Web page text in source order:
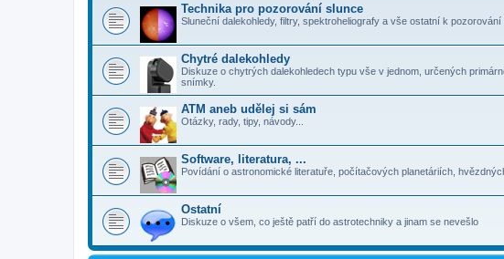
Technika pro pozorování slunce
Sluneční dalekohledy, filtry, spektroheliografy a vše ostatní k
Chytré dalekohledy
Diskuze o chytrých dalekohledech typu vše v jednom, určených
snímky.
ATM aneb udělej si sám
Otázky, rady, tipy, návody...
Software, literatura, ...
Povídání o astronomické literatuře, počítačových planetáriích,
Ostatní
Diskuze o všem, co ještě patří do astrotechniky a jinam se nevešlo